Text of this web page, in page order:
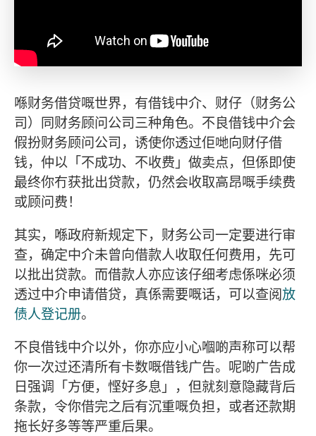
喺财务借贷嘅世界，有借钱中介、财仔（财务公
司）同财务顾问公司三种角色。不良借钱中介会
假扮财务顾问公司，诱使你透过佢哋向财仔借
钱，仲以「不成功、不收费」做卖点，但係即使
最终你冇获批出贷款，仍然会收取高昂嘅手续费
或顾问费！
其实，喺政府新规定下，财务公司一定要进行审
查，确定中介未曾向借款人收取任何费用，先可
以批出贷款。而借款人亦应该仔细考虑係咪必须
透过中介申请借贷，真係需要嘅话，可以查阅放
债人登记册。
不良借钱中介以外，你亦应小心嗰啲声称可以帮
你一次过还清所有卡数嘅借钱广告。呢啲广告成
日强调「方便，悭好多息」，但就刻意隐藏背后
条款，令你借完之后有沉重嘅负担，或者还款期
拖长好多等等严重后果。